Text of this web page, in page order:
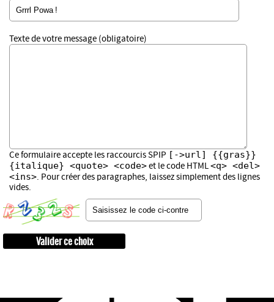
Texte de votre message (obligatoire)
Ce formulaire accepte les raccourcis SPIP [->url] {{gras}}
{italique} <quote> <code>et le code HTML<q> <del>
<ins>. Pour créer des paragraphes, laissez simplement des lignes
vides.